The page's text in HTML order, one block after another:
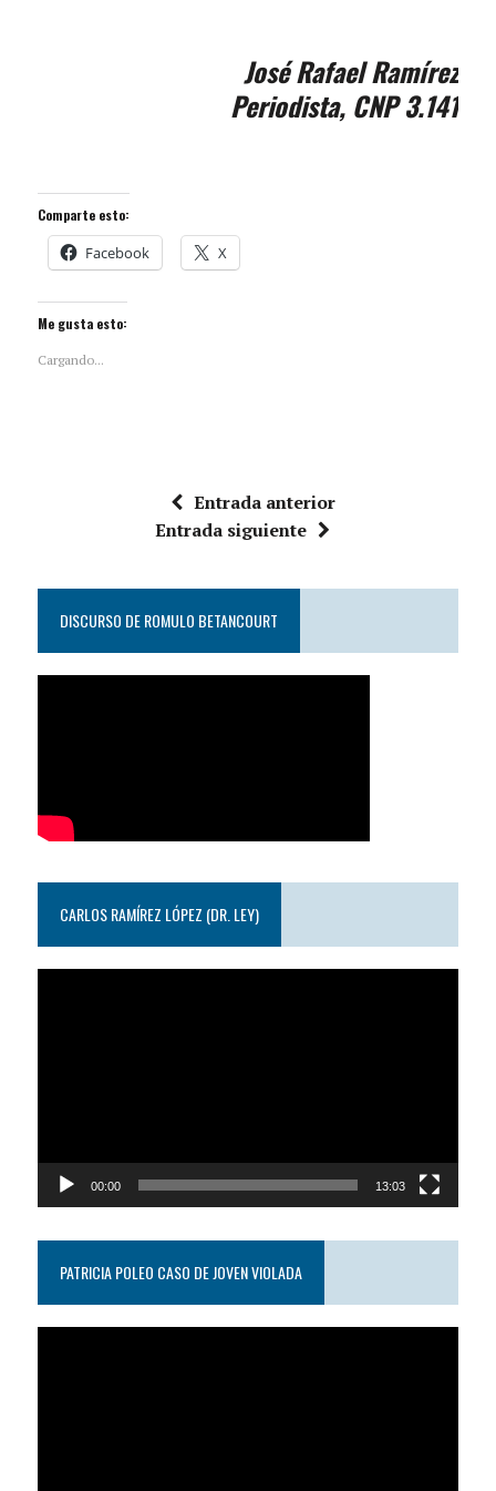
José Rafael Ramírez
Periodista, CNP 3.141
Comparte esto:
Facebook X
Me gusta esto:
Cargando...
Entrada anterior
Entrada siguiente
DISCURSO DE ROMULO BETANCOURT
CARLOS RAMÍREZ LÓPEZ (DR. LEY)
00:00 13:03
PATRICIA POLEO CASO DE JOVEN VIOLADA